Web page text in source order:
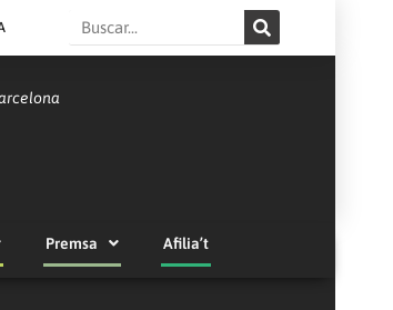
Search
Premsa Afilia’t